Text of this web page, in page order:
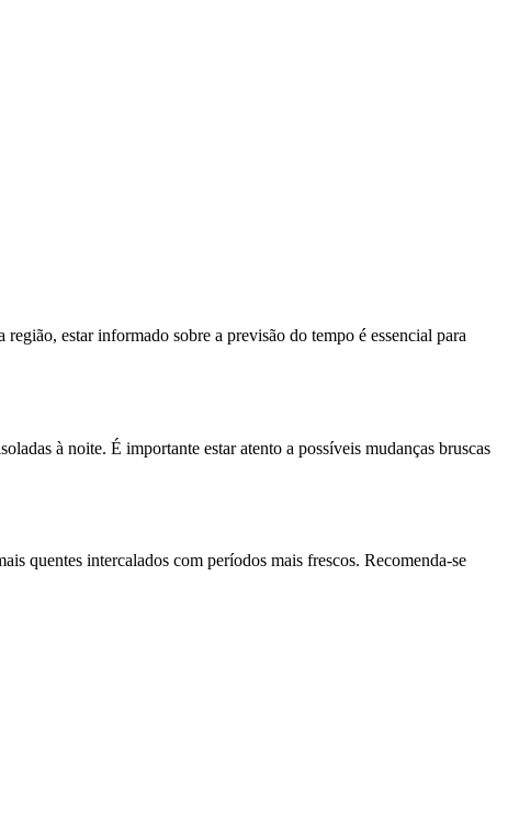
estar informado sobre a previsão do tempo é essencial para
à noite. É importante estar atento a possíveis mudanças bruscas
quentes intercalados com períodos mais frescos. Recomenda-se